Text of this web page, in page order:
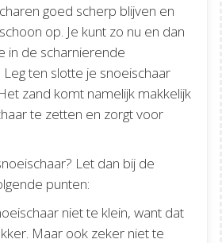
goed scherp blijven en
op. Je kunt zo nu en dan
in de scharnierende
ten slotte je snoeischaar
zand komt namelijk makkelijk
te zetten en zorgt voor
Let dan bij de
punten:
niet te klein, want dat
Maar ook zeker niet te